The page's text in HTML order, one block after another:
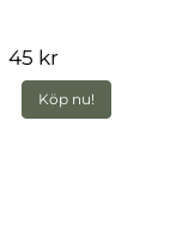
45 kr
Köp nu!